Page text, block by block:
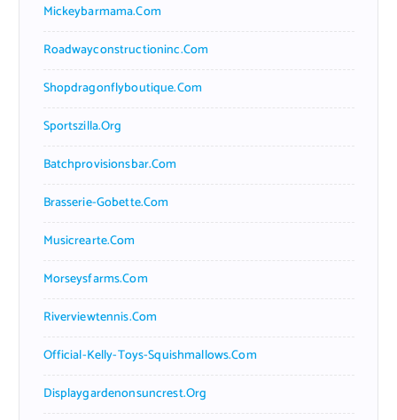
Mickeybarmama.com
Roadwayconstructioninc.com
Shopdragonflyboutique.com
Sportszilla.org
Batchprovisionsbar.com
Brasserie-Gobette.com
Musicrearte.com
Morseysfarms.com
Riverviewtennis.com
Official-Kelly-Toys-Squishmallows.com
Displaygardenonsuncrest.org